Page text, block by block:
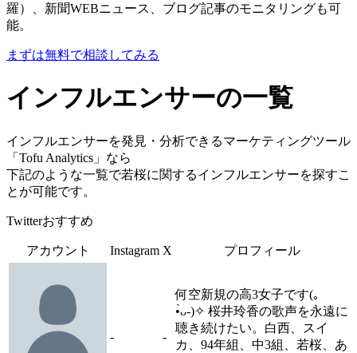
羅）、新聞WEBニュース、ブログ記事のモニタリングも可
能。
まずは無料で相談してみる
インフルエンサーの一覧
インフルエンサーを発見・分析できるマーケティングツール
「Tofu Analytics」なら
下記のような一覧で若桜に関するインフルエンサーを探すこ
とが可能です。
Twitterおすすめ
アカウント Instagram X プロフィール
- -
何空新規の高3女子です(｡
•̀ᴗ-)✧ 桜井玲香の歌声を永遠に
聴き続けたい。白西、スイ
カ、94年組、中3組、若桜、あ